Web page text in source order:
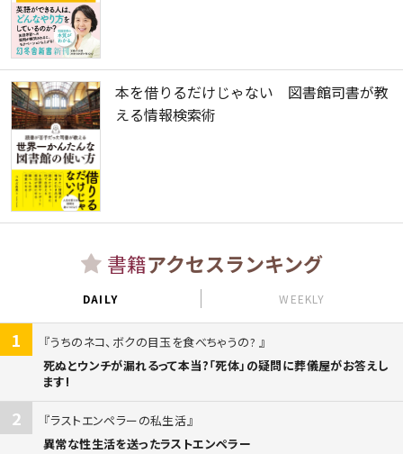
本を借りるだけじゃない 図書館司書が教
える情報検索術
書籍アクセスランキング
DAILY WEEKLY
1
うちのネコ、ボクの目玉を食べちゃうの?
死ぬとウンチが漏れるって本当?「死体」の疑問に葬儀屋がお答えし
ます!
2
ラストエンペラーの私生活
異常な性生活を送ったラストエンペラー